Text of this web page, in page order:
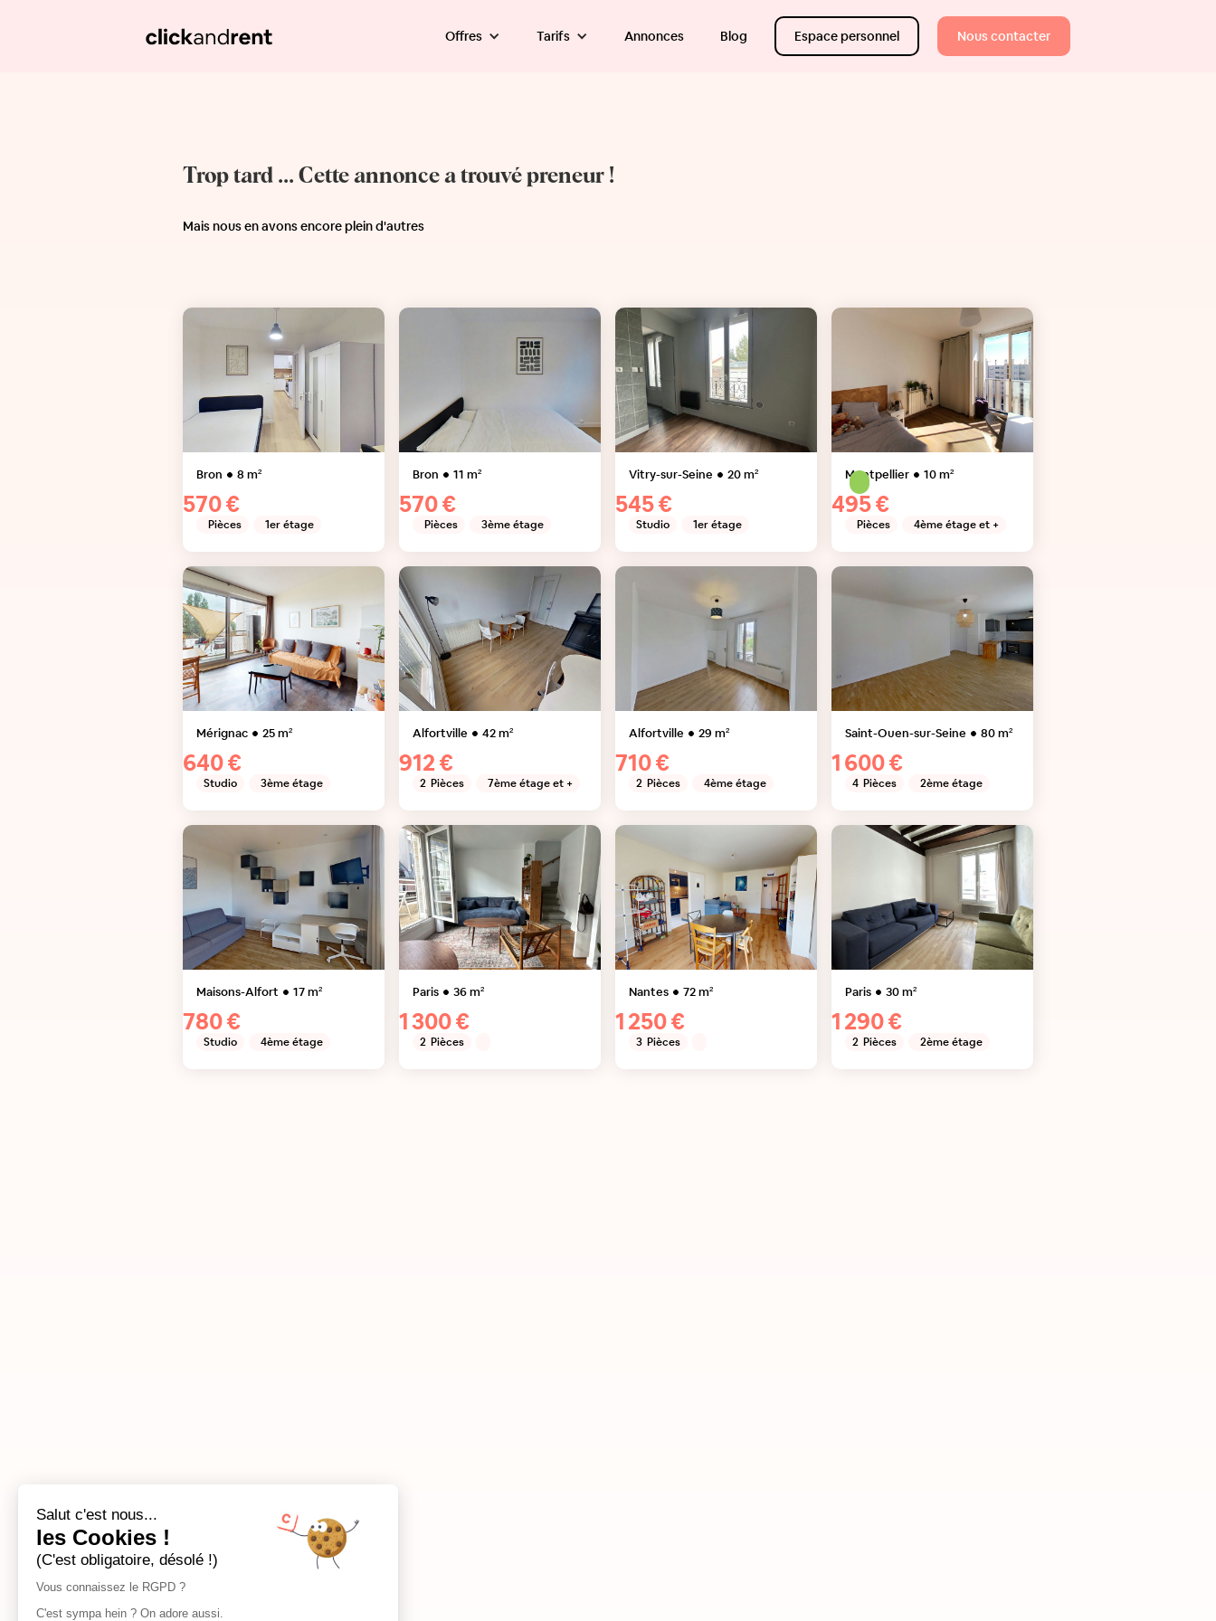
Offres Tarifs Annonces Blog Espace personnel Nous contacter
Trop tard ... Cette annonce a trouvé preneur !
Mais nous en avons encore plein d'autres
Bron 8 m²
570 €
Pièces 1er étage
Bron 11 m²
570 €
Pièces 3ème étage
Vitry-sur-Seine 20m²
545 €
Studio 1er étage
Montpellier 10m²
495 €
Pièces 4ème étage et +
Mérignac 25m²
640 €
Studio 3ème étage
Alfortville 42m²
912 €
2 Pièces 7ème étage et +
Alfortville 29 m²
710 €
2 Pièces 4ème étage
Saint-Ouen-sur-Seine 80m²
1 600 €
4 Pièces 2ème étage
Maisons-Alfort 17m²
780 €
Studio 4ème étage
Paris 36m²
1 300 €
2 Pièces
Nantes 72m²
1 250 €
3 Pièces
Paris 30m²
1 290 €
2 Pièces 2ème étage
Salut c'est nous...
les Cookies !
(C'est obligatoire, désolé !)
Vous connaissez le RGPD ?
C'est sympa hein ? On adore aussi.